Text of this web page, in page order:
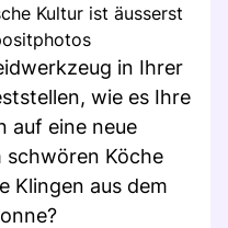
Kultur ist äusserst
in Ihrer
wie es Ihre
auf eine neue
schwören Köche
Klingen aus dem